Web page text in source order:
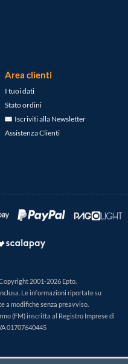
Area clienti
I tuoi dati
Stato ordini
Iscriviti alla Newsletter
Assistenza Clienti
2001-2026 Epto.
Le informazioni riportate su
a modifiche senza preavviso.
(FM) inscritta al Registro Imprese di
01707640445